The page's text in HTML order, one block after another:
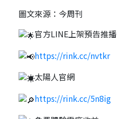
圖文來源：今周刊
官方LINE上架預告推播
https://rink.cc/nvtkr
太陽人官網
https://rink.cc/5n8ig